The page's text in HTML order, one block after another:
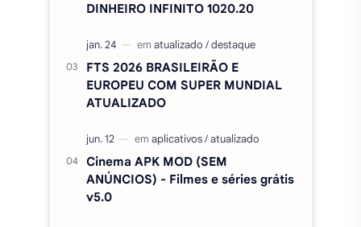
DINHEIRO INFINITO 1020.20
FTS 2026 BRASILEIRÃO E
EUROPEU COM SUPER MUNDIAL
ATUALIZADO
Cinema APK MOD (SEM
ANÚNCIOS) - Filmes e séries grátis
v5.0